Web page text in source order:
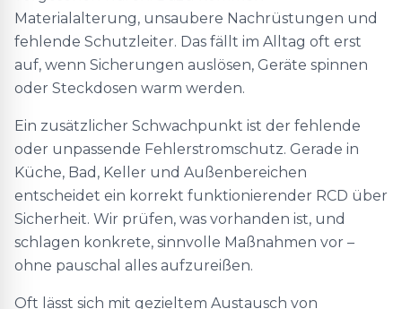
Materialalterung, unsaubere Nachrüstungen und
fehlende Schutzleiter. Das fällt im Alltag oft erst
auf, wenn Sicherungen auslösen, Geräte spinnen
oder Steckdosen warm werden.
Ein zusätzlicher Schwachpunkt ist der fehlende
oder unpassende Fehlerstromschutz. Gerade in
Küche, Bad, Keller und Außenbereichen
entscheidet ein korrekt funktionierender RCD über
Sicherheit. Wir prüfen, was vorhanden ist, und
schlagen konkrete, sinnvolle Maßnahmen vor –
ohne pauschal alles aufzureißen.
Oft lässt sich mit gezieltem Austausch von